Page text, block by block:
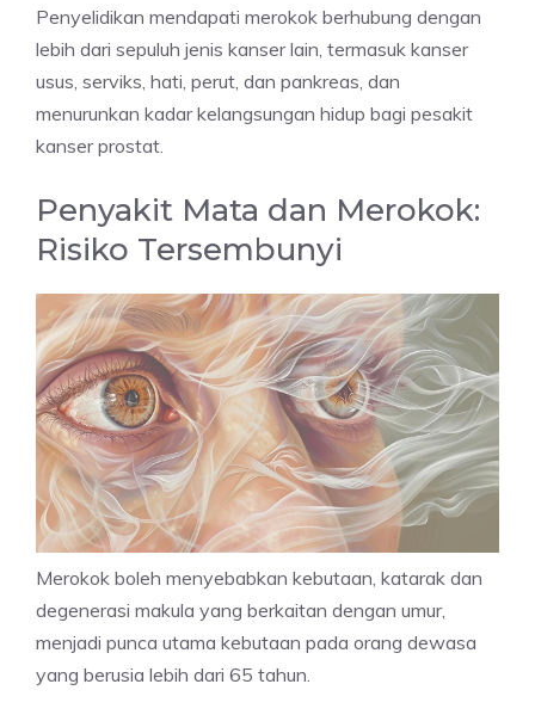
Penyelidikan mendapati merokok berhubung dengan
lebih dari sepuluh jenis kanser lain, termasuk kanser
usus, serviks, hati, perut, dan pankreas, dan
menurunkan kadar kelangsungan hidup bagi pesakit
kanser prostat.
Penyakit Mata dan Merokok:
Risiko Tersembunyi
Merokok boleh menyebabkan kebutaan, katarak dan
degenerasi makula yang berkaitan dengan umur,
menjadi punca utama kebutaan pada orang dewasa
yang berusia lebih dari 65 tahun.